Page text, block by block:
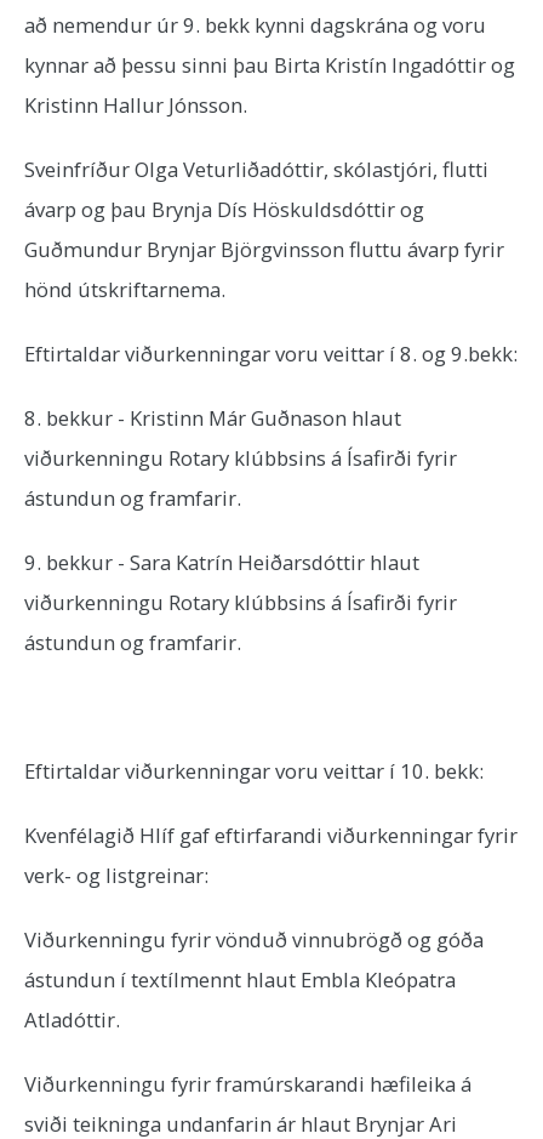
að nemendur úr 9. bekk kynni dagskrána og voru
kynnar að þessu sinni þau Birta Kristín Ingadóttir og
Kristinn Hallur Jónsson.
Sveinfríður Olga Veturliðadóttir, skólastjóri, flutti
ávarp og þau Brynja Dís Höskuldsdóttir og
Guðmundur Brynjar Björgvinsson fluttu ávarp fyrir
hönd útskriftarnema.
Eftirtaldar viðurkenningar voru veittar í 8. og 9.bekk:
8. bekkur - Kristinn Már Guðnason hlaut
viðurkenningu Rotary klúbbsins á Ísafirði fyrir
ástundun og framfarir.
9. bekkur - Sara Katrín Heiðarsdóttir hlaut
viðurkenningu Rotary klúbbsins á Ísafirði fyrir
ástundun og framfarir.
Eftirtaldar viðurkenningar voru veittar í 10. bekk:
Kvenfélagið Hlíf gaf eftirfarandi viðurkenningar fyrir
verk- og listgreinar:
Viðurkenningu fyrir vönduð vinnubrögð og góða
ástundun í textílmennt hlaut Embla Kleópatra
Atladóttir.
Viðurkenningu fyrir framúrskarandi hæfileika á
sviði teikninga undanfarin ár hlaut Brynjar Ari